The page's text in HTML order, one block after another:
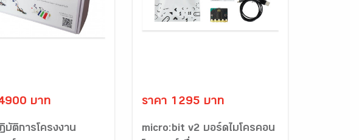
บาท
บัติการโครงงาน
ราคา 1295 บาท
micro:bit v2 บอร์ดไมโครคอน